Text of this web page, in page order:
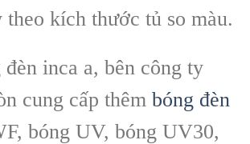
theo kích thước tủ so màu.
inca a, bên công ty
cung cấp thêm bóng đèn
bóng UV, bóng UV30,